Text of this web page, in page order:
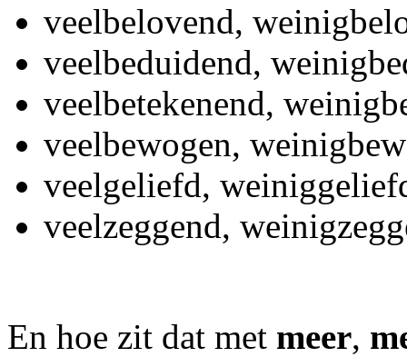
veelbelovend,
veelbeduidend,
veelbetekenend,
veelbewogen,
veelgeliefd,
veelzeggend,
En hoe zit dat met meer,